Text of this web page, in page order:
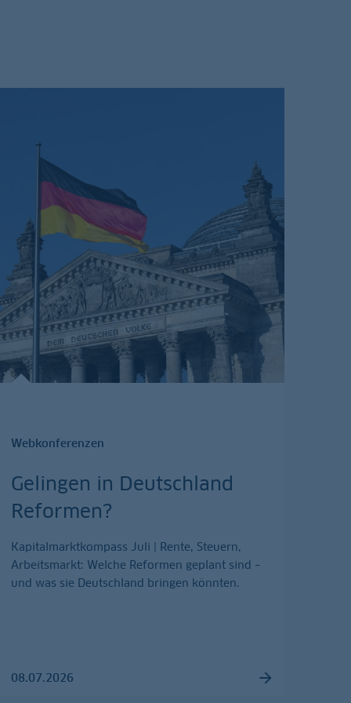
Webkonferenzen
Gelingen in Deutschland
Reformen?
Kapitalmarktkompass Juli | Rente, Steuern,
Arbeitsmarkt: Welche Reformen geplant sind –
und was sie Deutschland bringen könnten.
08.07.2026